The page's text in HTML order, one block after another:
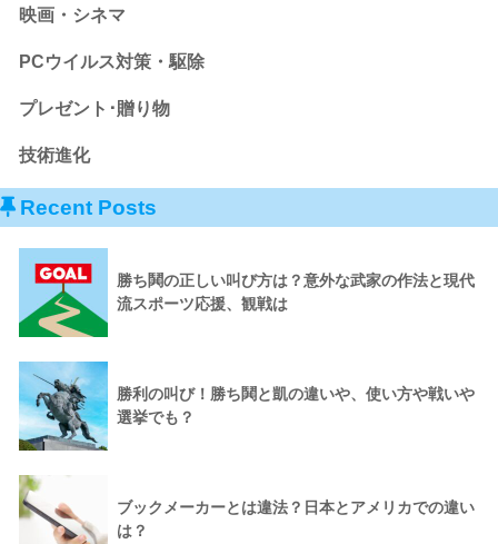
映画・シネマ
PCウイルス対策・駆除
プレゼント･贈り物
技術進化
Recent Posts
勝ち鬨の正しい叫び方は？意外な武家の作法と現代
流スポーツ応援、観戦は
勝利の叫び！勝ち鬨と凱の違いや、使い方や戦いや
選挙でも？
ブックメーカーとは違法？日本とアメリカでの違い
は？